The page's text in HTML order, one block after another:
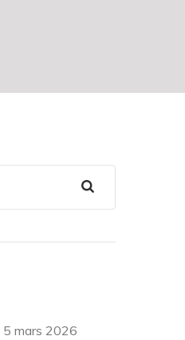
5 mars 2026